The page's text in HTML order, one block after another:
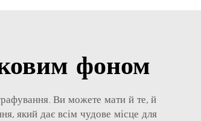
фоном
Ви можете мати й те, й
який дає всім чудове місце для